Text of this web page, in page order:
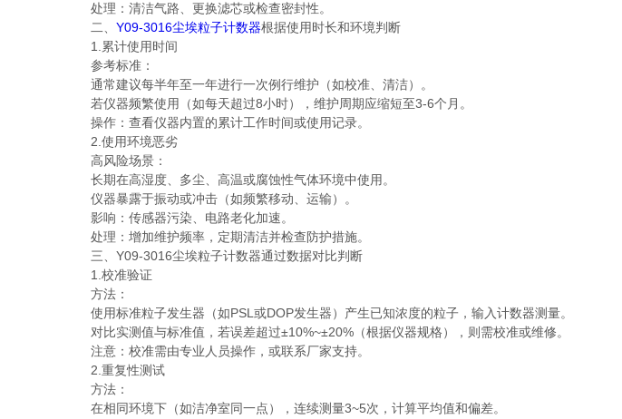
处理：清洁气路、更换滤芯或检查密封性。
二、 Y09-3016尘埃粒子计数器根据使用时长和环境判断
1.累计使用时间
参考标准：
通常建议每半年至一年进行一次例行维护（如校准、清洁）。
若仪器频繁使用（如每天超过8小时），维护周期应缩短至3-6个月。
操作：查看仪器内置的累计工作时间或使用记录。
2.使用环境恶劣
高风险场景：
长期在高湿度、多尘、高温或腐蚀性气体环境中使用。
仪器暴露于振动或冲击（如频繁移动、运输）。
影响：传感器污染、电路老化加速。
处理：增加维护频率，定期清洁并检查防护措施。
三、Y09-3016尘埃粒子计数器通过数据对比判断
1.校准验证
方法：
使用标准粒子发生器（如PSL或DOP发生器）产生已知浓度的粒子，输入计数器测量。
对比实测值与标准值，若误差超过±10%~±20%（根据仪器规格），则需校准或维修。
注意：校准需由专业人员操作，或联系厂家支持。
2.重复性测试
方法：
在相同环境下（如洁净室同一点），连续测量3~5次，计算平均值和偏差。